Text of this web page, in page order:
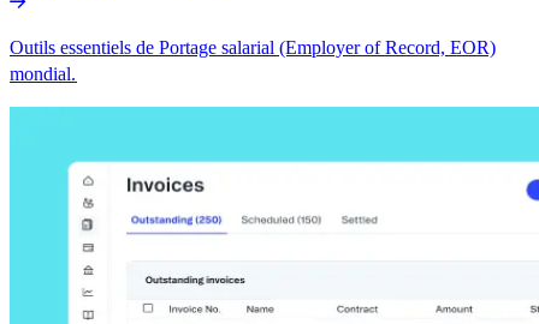
Outils essentiels de Portage salarial (Employer of Record, EOR)
mondial.​​